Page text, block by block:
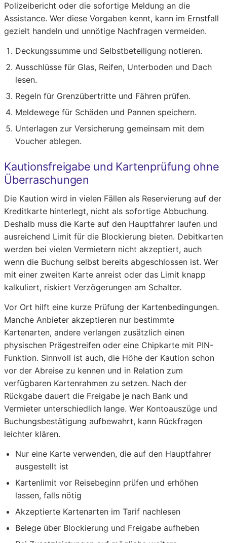
Polizeibericht oder die sofortige Meldung an die
Assistance. Wer diese Vorgaben kennt, kann im Ernstfall
gezielt handeln und unnötige Nachfragen vermeiden.
Deckungssumme und Selbstbeteiligung notieren.
Ausschlüsse für Glas, Reifen, Unterboden und Dach
lesen.
Regeln für Grenzübertritte und Fähren prüfen.
Meldewege für Schäden und Pannen speichern.
Unterlagen zur Versicherung gemeinsam mit dem
Voucher ablegen.
Kautionsfreigabe und Kartenprüfung ohne
Überraschungen
Die Kaution wird in vielen Fällen als Reservierung auf der
Kreditkarte hinterlegt, nicht als sofortige Abbuchung.
Deshalb muss die Karte auf den Hauptfahrer laufen und
ausreichend Limit für die Blockierung bieten. Debitkarten
werden bei vielen Vermietern nicht akzeptiert, auch
wenn die Buchung selbst bereits abgeschlossen ist. Wer
mit einer zweiten Karte anreist oder das Limit knapp
kalkuliert, riskiert Verzögerungen am Schalter.
Vor Ort hilft eine kurze Prüfung der Kartenbedingungen.
Manche Anbieter akzeptieren nur bestimmte
Kartenarten, andere verlangen zusätzlich einen
physischen Prägestreifen oder eine Chipkarte mit PIN-
Funktion. Sinnvoll ist auch, die Höhe der Kaution schon
vor der Abreise zu kennen und in Relation zum
verfügbaren Kartenrahmen zu setzen. Nach der
Rückgabe dauert die Freigabe je nach Bank und
Vermieter unterschiedlich lange. Wer Kontoauszüge und
Buchungsbestätigung aufbewahrt, kann Rückfragen
leichter klären.
Nur eine Karte verwenden, die auf den Hauptfahrer
ausgestellt ist
Kartenlimit vor Reisebeginn prüfen und erhöhen
lassen, falls nötig
Akzeptierte Kartenarten im Tarif nachlesen
Belege über Blockierung und Freigabe aufheben